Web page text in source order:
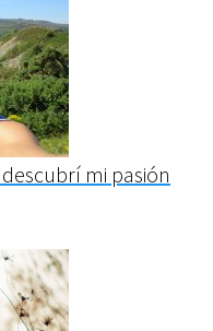
descubrí mi pasión